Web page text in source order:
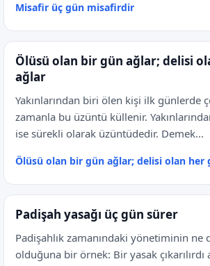
Misafir üç gün misafirdir
Ölüsü olan bir gün ağlar; delisi
ağlar
Yakınlarından biri ölen kişi ilk günlerde
zamanla bu üzüntü küllenir.
ise sürekli olarak üzüntüdedir. Demek...
Ölüsü olan bir gün ağlar; delisi olan her
Padişah yasağı üç gün sürer
Padişahlık zamanındaki yönetiminin ne
olduğuna bir örnek: Bir yasak